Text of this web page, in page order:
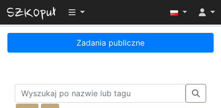
Przełącz widoczność menu
Zadania publiczne